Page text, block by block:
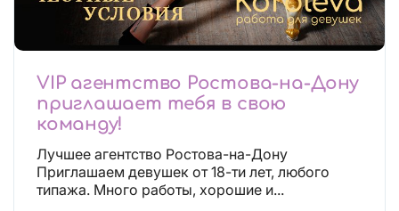
VIP агентство Ростова-на-Дону
приглашает тебя в свою
команду!
Лучшее агентство Ростова-на-Дону
Приглашаем девушек от 18-ти лет, любого
типажа. Много работы, хорошие и...